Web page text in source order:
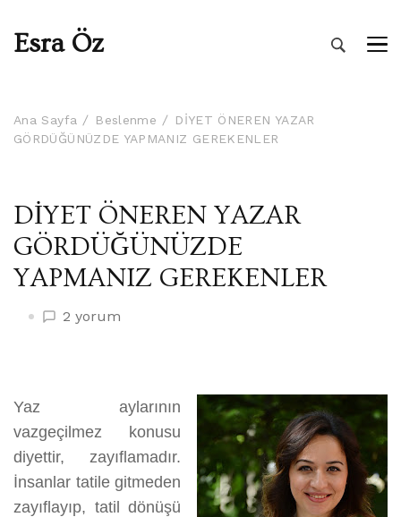
Esra Öz
Ana Sayfa Beslenme
DİYET ÖNEREN YAZAR
GÖRDÜĞÜNÜZDE YAPMANIZ GEREKENLER
DİYET ÖNEREN YAZAR
GÖRDÜĞÜNÜZDE
YAPMANIZ GEREKENLER
DİYET
YAPMANIZ
GEREKENLER
için
2 yorum
Yaz aylarının
vazgeçilmez konusu
diyettir, zayıflamadır.
İnsanlar tatile gitmeden
zayıflayıp, tatil dönüşü